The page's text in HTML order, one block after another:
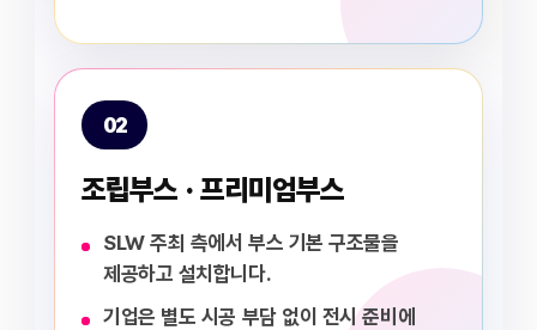
02
조립부스 · 프리미엄부스
SLW 주최 측에서 부스 기본 구조물을
제공하고 설치합니다.
기업은 별도 시공 부담 없이 전시 준비에